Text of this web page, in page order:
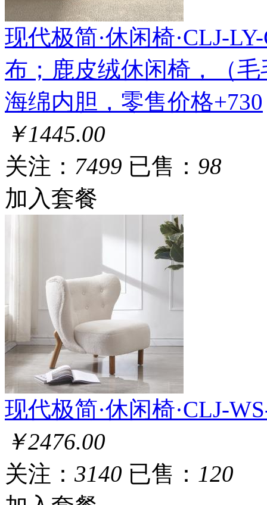
现代极简·休闲椅·CLJ-
布；鹿皮绒休闲椅，（
海绵内胆，零售价格+730
￥1445.00
关注： 7499 已售： 98
加入套餐
现代极简·休闲椅·CLJ-
￥2476.00
关注： 3140 已售： 120